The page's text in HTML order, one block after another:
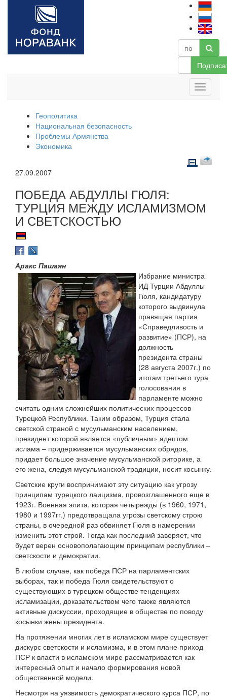
Геополитика
Национальная безопасность
Проблемы Армянства
Экономика
27.09.2007
ПОБЕДА АБДУЛЛЫ ГЮЛЯ:
ТУРЦИЯ МЕЖДУ ИСЛАМИЗМОМ
И СВЕТСКОСТЬЮ
Аракс Пашаян
Избрание министра
ИД Турции Абдуллы
Гюля, кандидатуру
которого выдвинула
правящая партия
«Справедливость и
развитие» (ПСР), на
должность
президента страны
(28 августа 2007г.) по
итогам третьего тура
голосования в
парламенте можно
считать одним сложнейших политических процессов
Турецкой Республики. Таким образом, Турция стала
светской страной с мусульманским населением,
президент которой является «публичным» адептом
ислама – придерживается мусульманских обрядов,
придает большое значение мусульманской риторике, а
его жена, следуя мусульманской традиции, носит косынку.
Светские круги воспринимают эту ситуацию как угрозу
принципам турецкого лаицизма, провозглашенного еще в
1923г. Военная элита, которая четырежды (в 1960, 1971,
1980 и 1997гг.) предотвращала угрозы светскому строю
страны, в очередной раз обвиняет Гюля в намерении
изменить этот строй. Тогда как последний заверяет, что
будет верен основополагающим принципам республики –
светскости и демократии.
В любом случае, как победа ПСР на парламентских
выборах, так и победа Гюля свидетельствуют о
существующих в турецком обществе тенденциях
исламизации, доказательством чего также являются
активные дискуссии, проходящие в обществе по поводу
косынки жены президента.
На протяжении многих лет в исламском мире существует
дискурс светскости и исламизма, и в этом плане приход
ПСР к власти в исламском мире рассматривается как
интересный опыт и начало формирования новой
общественной модели.
Несмотря на уязвимость демократического курса ПСР, по